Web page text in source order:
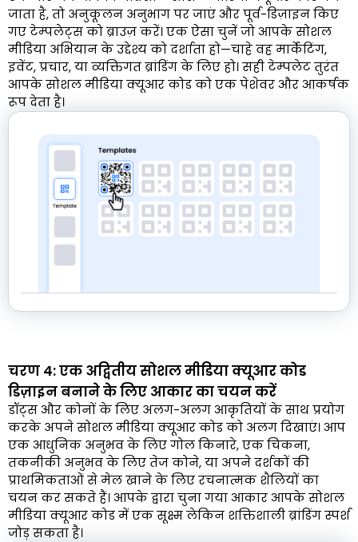
जाता है, तो अनुकूलन अनुभाग पर जाएं और पूर्व-डिज़ाइन किए
गए टेम्पलेट्स को ब्राउज़ करें। एक ऐसा चुनें जो आपके सोशल
मीडिया अभियान के उद्देश्य को दर्शाता हो—चाहे वह मार्केटिंग,
इवेंट, प्रचार, या व्यक्तिगत ब्रांडिंग के लिए हो। सही टेम्पलेट तुरंत
आपके सोशल मीडिया क्यूआर कोड को एक पेशेवर और आकर्षक
रूप देता है।
चरण 4: एक अद्वितीय सोशल मीडिया क्यूआर कोड
डिज़ाइन बनाने के लिए आकार का चयन करें
डॉट्स और कोनों के लिए अलग-अलग आकृतियों के साथ प्रयोग
करके अपने सोशल मीडिया क्यूआर कोड को अलग दिखाएं। आप
एक आधुनिक अनुभव के लिए गोल किनारे, एक चिकना,
तकनीकी अनुभव के लिए तेज कोने, या अपने दर्शकों की
प्राथमिकताओं से मेल खाने के लिए रचनात्मक शैलियों का
चयन कर सकते हैं। आपके द्वारा चुना गया आकार आपके सोशल
मीडिया क्यूआर कोड में एक सूक्ष्म लेकिन शक्तिशाली ब्रांडिंग स्पर्श
जोड़ सकता है।